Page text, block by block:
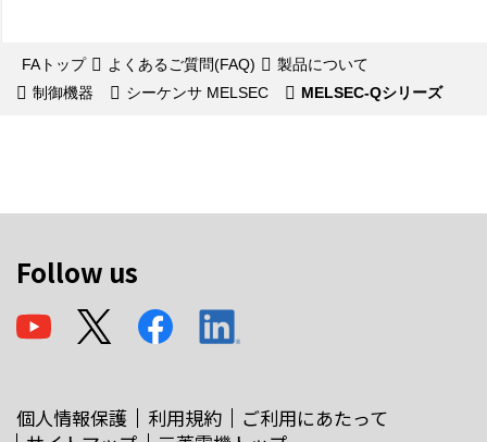
FAトップ よくあるご質問(FAQ)
製品について
制御機器
シーケンサ MELSEC MELSEC-Qシリーズ
Follow us
個人情報保護 利用規約
ご利用にあたって